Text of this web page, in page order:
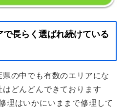
長らく選ばれ続けている
の中でも有数のエリアにな
どんどんできております
理はいかにいままで修理して